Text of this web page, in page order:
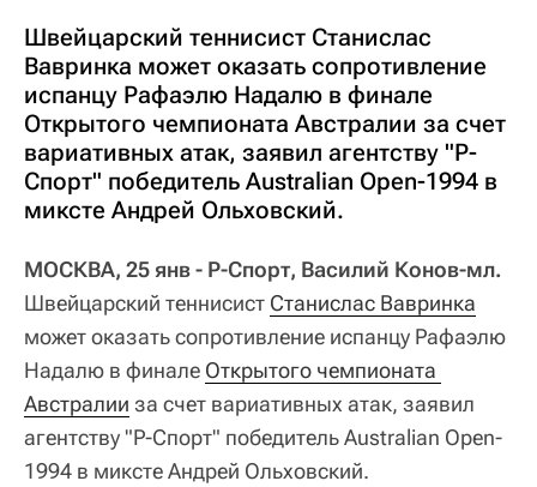
Швейцарский теннисист Станислас
Вавринка может оказать сопротивление
испанцу Рафаэлю Надалю в финале
Открытого чемпионата Австралии за счет
вариативных атак, заявил агентству "Р-
Спорт" победитель Australian Open-1994 в
миксте Андрей Ольховский.
МОСКВА, 25 янв - Р-Спорт, Василий Конов-мл.
Швейцарский теннисист Станислас Вавринка
может оказать сопротивление испанцу Рафаэлю
Надалю в финале Открытого чемпионата
Австралии за счет вариативных атак, заявил
агентству "Р-Спорт" победитель Australian Open-
1994 в миксте Андрей Ольховский.